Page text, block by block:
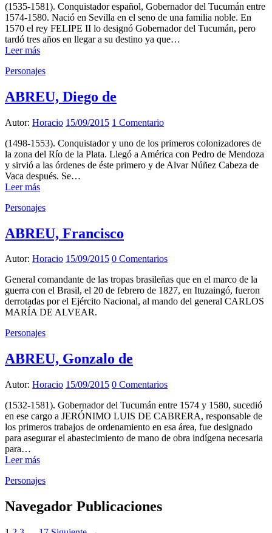
(1535-1581). Conquistador español, Gobernador del Tucumán entre
1574-1580. Nació en Sevilla en el seno de una familia noble. En
1570 el rey FELIPE II lo designó Gobernador del Tucumán, pero
tardó tres años en llegar a su destino ya que…
Leer más
Personajes
ABREU, Diego de
Autor: Horacio 15/09/2015 1 Comentario
(1498-1553). Conquistador y uno de los primeros colonizadores de
la zona del Río de la Plata. Llegó a América con Pedro de Mendoza
y sirvió a las órdenes de éste primero y de Alvar Núñez Cabeza de
Vaca después. Se…
Leer más
Personajes
ABREU, Francisco
Autor: Horacio 15/09/2015 0 Comentarios
General comandante de las tropas brasileñas que en el marco de la
guerra con el Brasil, el 20 de febrero de 1827, en Ituzaingó, fueron
derrotadas por el Ejército Nacional, al mando del general CARLOS
MARÍA DE ALVEAR.
Personajes
ABREU, Gonzalo de
Autor: Horacio 15/09/2015 0 Comentarios
(1532-1581). Gobernador del Tucumán entre 1574 y 1580, sucedió
en ese cargo a JERÓNIMO LUIS DE CABRERA, responsable de
los primeros trabajos de ordenamiento en esa área, fue designado
para asegurar el abastecimiento de mano de obra indígena necesaria
para…
Leer más
Personajes
Navegador Publicaciones